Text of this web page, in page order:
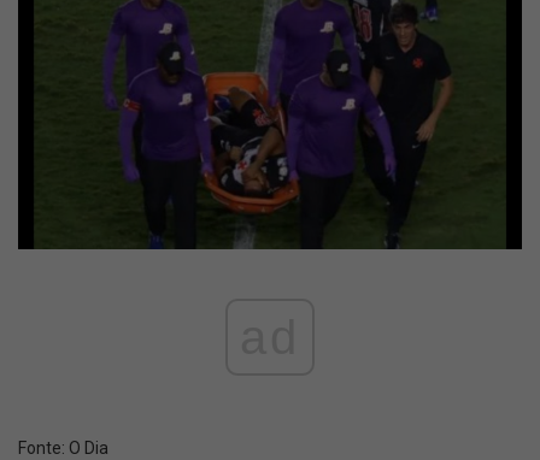
Fonte: O Dia